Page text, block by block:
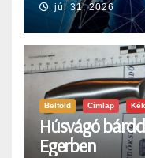
júl 31, 2026
Belföld Címlap
Húsvágó
Egerben